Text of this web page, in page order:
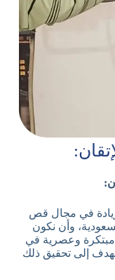
في مجال قص
وأن نكون
مبتكرة وعصرية في
نهدف إلى تحقيق ذلك